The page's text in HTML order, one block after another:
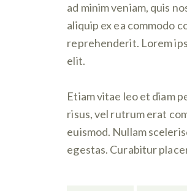
ad minim veniam, quis
aliquip ex ea commodo
reprehenderit. Lorem
elit.
Etiam vitae leo et diam
risus, vel rutrum erat
euismod. Nullam
egestas. Curabitur